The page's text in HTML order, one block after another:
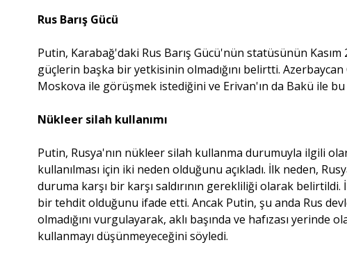
Rus Barış Gücü
Putin, Karabağ'daki Rus Barış Gücü'nün statüsünün Kasım
güçlerin başka bir yetkisinin olmadığını belirtti.
Moskova ile görüşmek istediğini ve Erivan'ın da Bakü ile
Nükleer silah kullanımı
Putin, Rusya'nın nükleer silah kullanma durumuyla ilgili
kullanılması için iki neden olduğunu açıkladı. İlk neden,
duruma karşı bir karşı saldırının gerekliliği olarak
bir tehdit olduğunu ifade etti. Ancak Putin, şu anda Rus
olmadığını vurgulayarak, aklı başında ve hafızası yerinde
kullanmayı düşünmeyeceğini söyledi.